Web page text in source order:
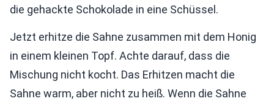
die gehackte Schokolade in eine Schüssel.
Jetzt erhitze die Sahne zusammen mit dem Honig
in einem kleinen Topf. Achte darauf, dass die
Mischung nicht kocht. Das Erhitzen macht die
Sahne warm, aber nicht zu heiß. Wenn die Sahne